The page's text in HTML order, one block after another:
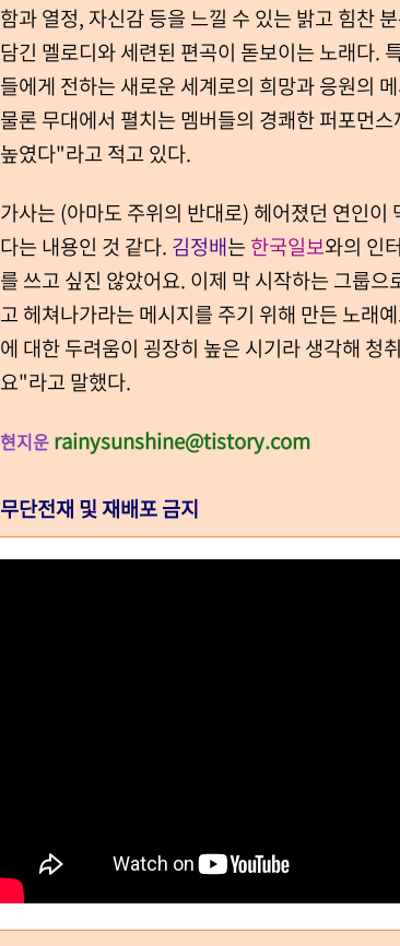
함과 열정, 자신감 등을 느낄 수 있는 밝고 힘찬
담긴 멜로디와 세련된 편곡이 돋보이는 노래다.
들에게 전하는 새로운 세계로의 희망과 응원의
물론 무대에서 펼치는 멤버들의 경쾌한 퍼포먼
높였다"라고 적고 있다.
가사는 (아마도 주위의 반대로) 헤어졌던 연인
다는 내용인 것 같다. 김정배는 한국일보와의 인
를 쓰고 싶진 않았어요. 이제 막 시작하는 그룹
고 헤쳐나가라는 메시지를 주기 위해 만든 노래
에 대한 두려움이 굉장히 높은 시기라 생각해 청
요"라고 말했다.
현지운 rainysunshine@tistory.com
무단전재 및 재배포 금지